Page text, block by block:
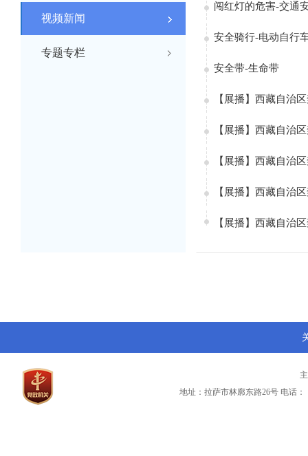
视频新闻
专题专栏
闯红灯的危害-交通
安全骑行-电动自行
安全带-生命带
【展播】西藏自治
【展播】西藏自治
【展播】西藏自治
【展播】西藏自治
【展播】西藏自治
地址：拉萨市林廓东路26号 电话：